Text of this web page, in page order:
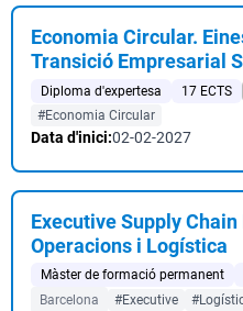
Economia Circular.
Transició Empresarial
Diploma d'expertesa 17 ECTS
#Economia Circular
Data d'inici:02-02-2027
Executive Supply
Operacions i Logística
Màster de formació permanent
Barcelona
#Executive